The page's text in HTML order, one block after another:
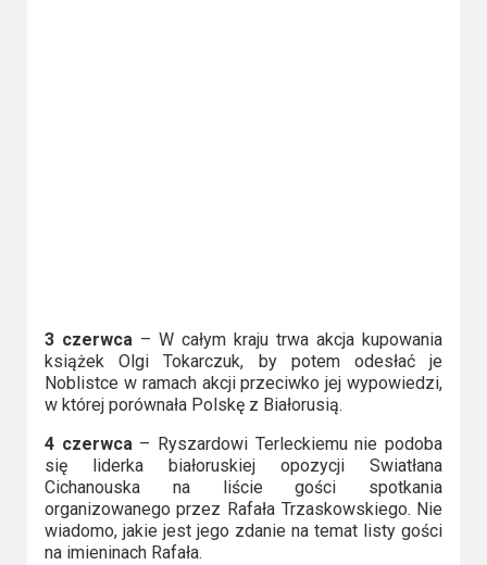
Sky
Showtime
Podsumowania
2023
2022
3 czerwca – W całym kraju trwa akcja kupowania
książek Olgi Tokarczuk, by potem odesłać je
Noblistce w ramach akcji przeciwko jej wypowiedzi,
w której porównała Polskę z Białorusią.
4 czerwca– Ryszardowi Terleckiemu nie podoba
się liderka białoruskiej opozycji Swiatłana
Cichanouska na liście gości spotkania
organizowanego przez Rafała Trzaskowskiego. Nie
wiadomo, jakie jest jego zdanie na temat listy gości
na imieninach Rafała.